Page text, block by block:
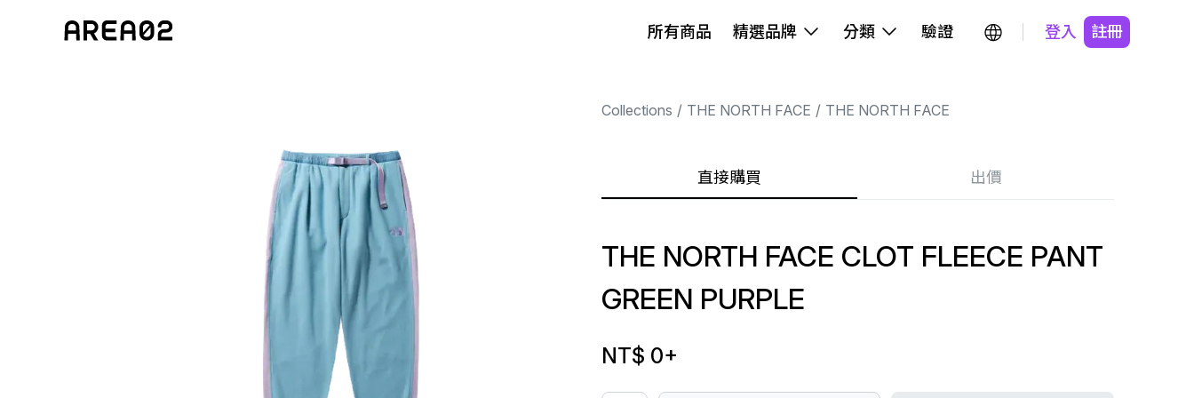
所有商品 精選品牌 分類 驗證 登入 註冊
Collections THE NORTH FACE THE NORTH FACE
直接購買 出價
THE NORTH FACE CLOT FLEECE PANT
GREEN PURPLE
NT$ 0+